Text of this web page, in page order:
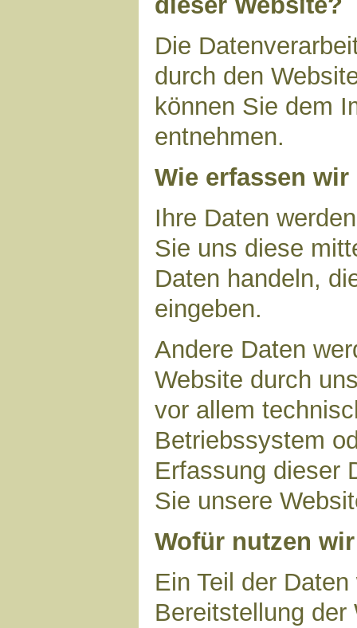
Die
durch den
können Sie dem
entnehmen.
Wie erfassen wir
Ihre Daten
Sie uns diese
Daten handeln,
eingeben.
Andere Daten
Website durch
vor allem
Betriebssystem
Erfassung dieser
Sie unsere
Wofür nutzen
Ein Teil der
Bereitstellung der